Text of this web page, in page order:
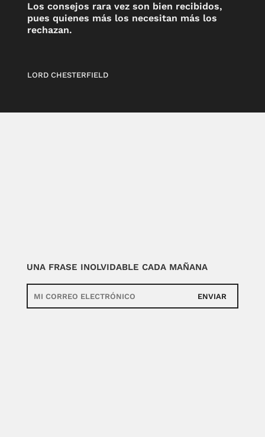
Los consejos rara vez son bien recibidos,
pues quienes más los necesitan más los
rechazan.
LORD CHESTERFIELD
UNA FRASE INOLVIDABLE CADA MAÑANA
ENVIAR